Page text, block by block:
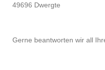
49696 Dwergte
Gerne beantworten wir all